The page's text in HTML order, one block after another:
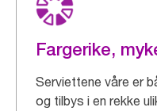
Fargerike,
Serviettene våre er
og tilbys i en rekke